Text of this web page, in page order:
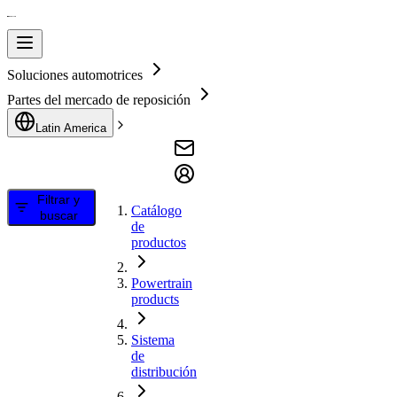
Soluciones automotrices
Partes del mercado de reposición
Latin America
Filtrar y
buscar
Catálogo
de
productos
Powertrain
products
Sistema
de
distribución